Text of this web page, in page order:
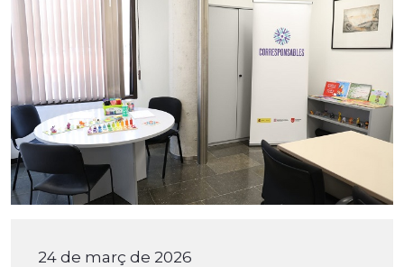
24 de març de 2026